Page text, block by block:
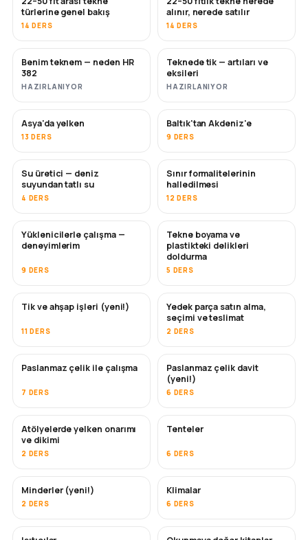
türlerine genel bakış
14 DERS
alınır, nerede satılır
14 DERS
YAKINDA
Benim teknem — neden HR
382
HAZIRLANIYOR
YAKINDA
Teknede tik — artıları ve
eksileri
HAZIRLANIYOR
YAKINDA
Asya'da yelken
13 DERS
YAKINDA
Baltık'tan Akdeniz'e
9 DERS
YAKINDA
Su üretici — deniz
suyundan tatlı su
4 DERS
Sınır formalitelerinin
halledilmesi
12 DERS
YAKINDA
Yüklenicilerle çalışma —
deneyimlerim
9 DERS
YAKINDA
Tekne boyama ve
plastikteki delikleri
doldurma
5 DERS
Tik ve ahşap işleri (yeni!)
11 DERS
YAKINDA
Yedek parça satın alma,
seçimi ve teslimat
2 DERS
YAKINDA
Paslanmaz çelik ile çalışma
7 DERS
Paslanmaz çelik davit
(yeni!)
6 DERS
YAKINDA
Atölyelerde yelken onarımı
ve dikimi
2 DERS
Tenteler
6 DERS
Minderler (yeni!)
2 DERS
YAKINDA
Klimalar
6 DERS